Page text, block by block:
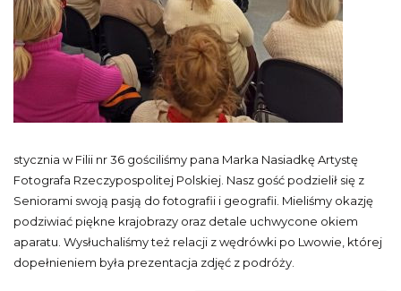
stycznia w Filii nr 36 gościliśmy pana Marka Nasiadkę Artystę
Fotografa Rzeczypospolitej Polskiej. Nasz gość podzielił się z
Seniorami swoją pasją do fotografii i geografii. Mieliśmy okazję
podziwiać piękne krajobrazy oraz detale uchwycone okiem
aparatu. Wysłuchaliśmy też relacji z wędrówki po Lwowie, której
dopełnieniem była prezentacja zdjęć z podróży.